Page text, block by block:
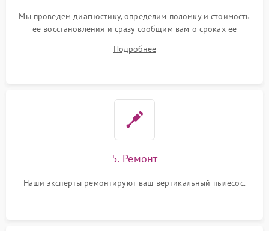
Мы проведем диагностику, определим поломку и стоимость
ее восстановления и сразу сообщим вам о сроках ее
Подробнее
5. Ремонт
Наши эксперты ремонтируют ваш вертикальный пылесос.